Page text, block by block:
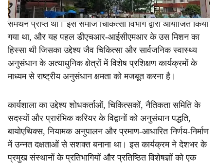
परिवार कल्याण मंत्रालय, भारत सरकार द्वारा वित्त पोषित और
समर्थन प्राप्त था। इसे समाज चिकित्सा विभाग द्वारा आयोजित किया
गया था, और यह पहल डीएचआर-आईसीएमआर के उस मिशन का
हिस्सा थी जिसका उद्देश्य जैव चिकित्सा और सार्वजनिक स्वास्थ्य
अनुसंधान के अत्याधुनिक क्षेत्रों में विशेष प्रशिक्षण कार्यक्रमों के
माध्यम से राष्ट्रीय अनुसंधान क्षमता को मजबूत करना है।
कार्यशाला का उद्देश्य शोधकर्ताओं, चिकित्सकों, नैतिकता समिति के
सदस्यों और प्रारंभिक करियर के विद्वानों को अनुसंधान पद्धति,
बायोएथिक्स, नियामक अनुपालन और प्रमाण-आधारित निर्णय-निर्माण
में उन्नत दक्षताओं से सशक्त बनाना था। इस कार्यक्रम ने देशभर के
प्रमुख संस्थानों के प्रतिभागियों और प्रतिष्ठित विशेषज्ञों को एक